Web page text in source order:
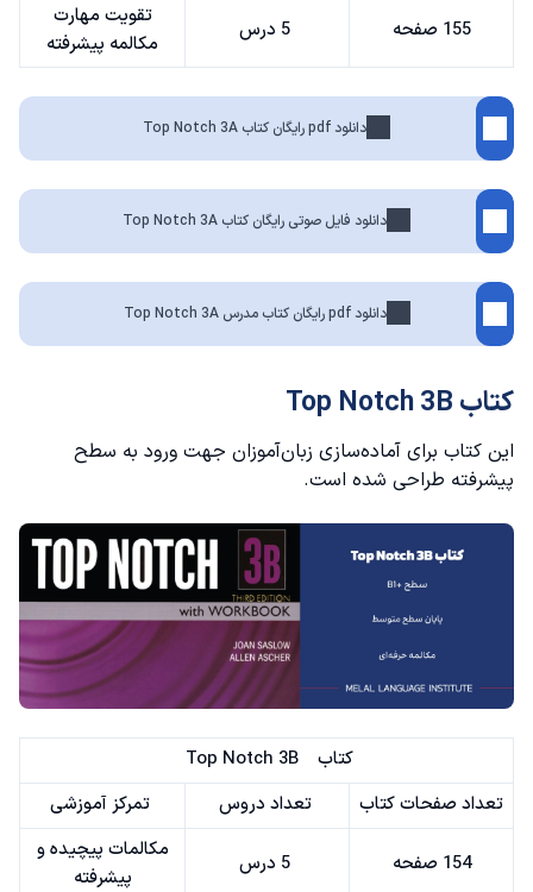
155 صفحه
تقویت مهارت
مکالمه پیشرفته
دانلود pdf رایگان کتاب Top Notch 3A
دانلود فایل صوتی رایگان کتاب Top Notch 3A
دانلود pdf رایگان کتاب مدرس Top Notch 3A
کتاب Top Notch 3B
این کتاب برای آماده‌سازی زبان‌آموزان جهت ورود به سطح
پیشرفته طراحی شده است.
کتاب Top Notch 3B
تعداد صفحات کتاب
تعداد دروس تمرکز آموزشی
154 صفحه
مکالمات پیچیده و
پیشرفته